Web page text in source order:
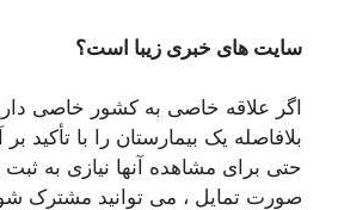
سایت های خبری زیبا است؟
اگر علاقه خاصی به کشور خاصی
بلافاصله یک بیمارستان را با تأکید
حتی برای مشاهده آنها نیازی به ثبت
صورت تمایل ، می توانید مشترک